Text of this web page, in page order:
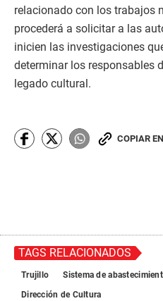
relacionado con los trabajos
procederá a solicitar a las
inicien las investigaciones
determinar los responsables
legado cultural.
COPIAR
TAGS RELACIONADOS
Trujillo Sistema de
Dirección de Cultura